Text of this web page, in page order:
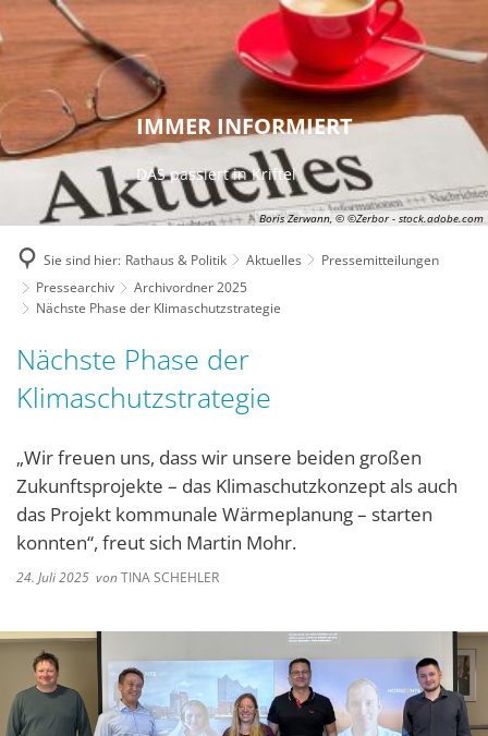
Boris Zerwann, © ©Zerbor - stock.adobe.com
IMMER INFORMIERT
DAS passiert in Kriftel
Sie sind hier: Rathaus & Politik Aktuelles
Pressemitteilungen
Pressearchiv
Archivordner 2025
Nächste Phase der Klimaschutzstrategie
Nächste Phase der
Klimaschutzstrategie
„Wir freuen uns, dass wir unsere beiden großen
Zukunftsprojekte – das Klimaschutzkonzept als auch
das Projekt kommunale Wärmeplanung – starten
konnten“, freut sich Martin Mohr.
24. Juli 2025 vonTINA SCHEHLER